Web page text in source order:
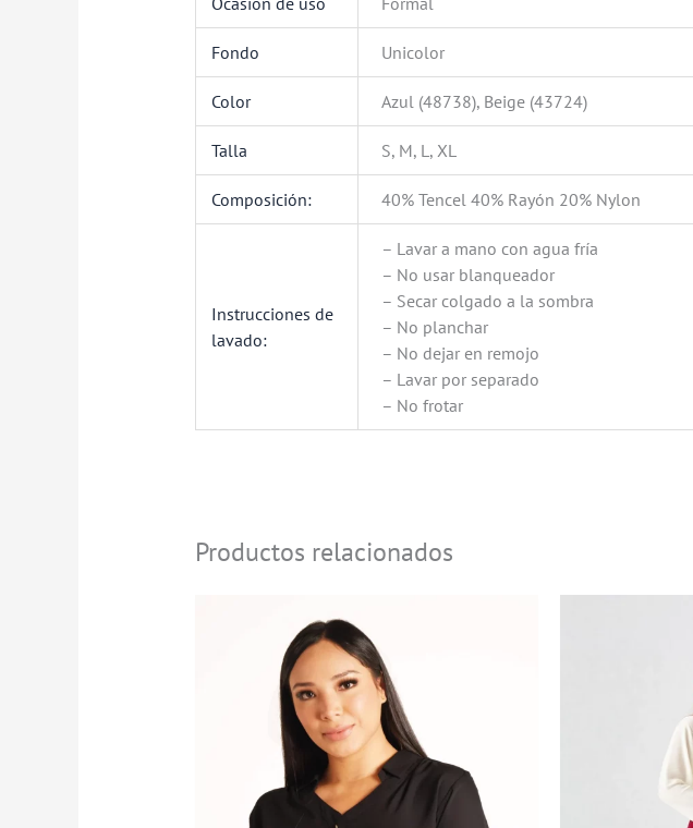
Fondo Unicolor
Color Azul (48738), Beige (43724)
Talla S, M, L, XL
Composición: 40% Tencel 40% Rayón 20% Nylon
Instrucciones de
lavado:
– Lavar a mano con agua fría
– No usar blanqueador
– Secar colgado a la sombra
– No planchar
– No dejar en remojo
– Lavar por separado
– No frotar
Productos relacionados